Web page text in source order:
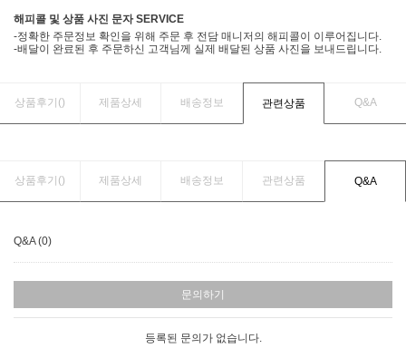
해피콜 및 상품 사진 문자 SERVICE
-정확한 주문정보 확인을 위해 주문 후 전담 매니저의 해피콜이 이루어집니다.
-배달이 완료된 후 주문하신 고객님께 실제 배달된 상품 사진을 보내드립니다.
상품후기() 제품상세 배송정보 관련상품 Q&A
상품후기() 제품상세 배송정보 관련상품 Q&A
Q&A (0)
문의하기
등록된 문의가 없습니다.